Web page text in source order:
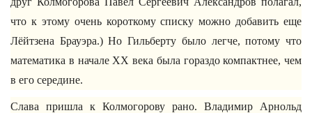
что к этому очень короткому списку можно добавить еще
Лёйтзена Брауэра.) Но Гильберту было легче, потому что
математика в начале XX века была гораздо компактнее, чем
в его середине.
Слава пришла к Колмогорову рано. Владимир Арнольд